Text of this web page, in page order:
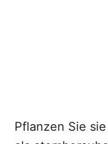
Pflanzen Sie